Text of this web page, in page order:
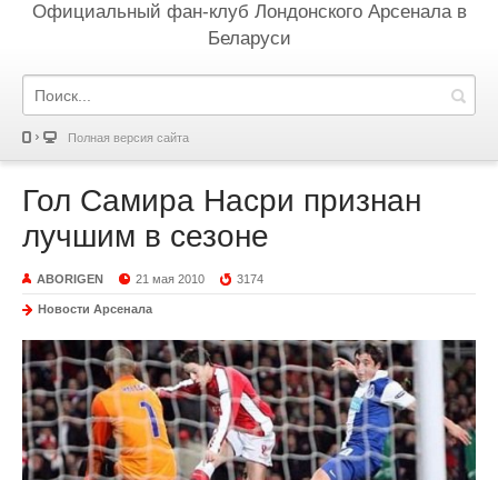
Официальный фан-клуб Лондонского Арсенала в
Беларуси
Полная версия сайта
Гол Самира Насри признан
лучшим в сезоне
ABORIGEN 21 мая 2010 3174
Новости Арсенала